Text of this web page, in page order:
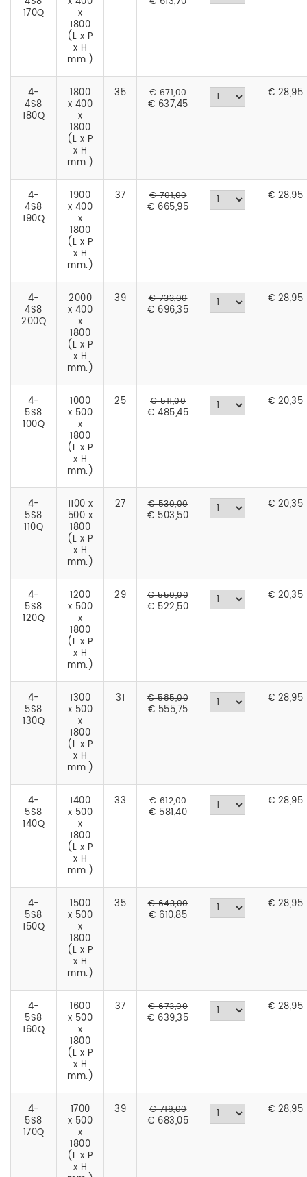
170Q
x
1800
(L x P
x H
mm.)
4-
4S8
180Q
1800
x 400
x
1800
(L x P
x H
mm.)
35 € 671,00
€ 637,45
€ 28,95
4-
4S8
190Q
1900
x 400
x
1800
(L x P
x H
mm.)
37 € 701,00
€ 665,95
€ 28,95
4-
4S8
200Q
2000
x 400
x
1800
(L x P
x H
mm.)
39 € 733,00
€ 696,35
€ 28,95
4-
5S8
100Q
1000
x 500
x
1800
(L x P
x H
mm.)
25 € 511,00
€ 485,45
€ 20,35
4-
5S8
110Q
1100 x
500 x
1800
(L x P
x H
mm.)
27 € 530,00
€ 503,50
€ 20,35
4-
5S8
120Q
1200
x 500
x
1800
(L x P
x H
mm.)
29 € 550,00
€ 522,50
€ 20,35
4-
5S8
130Q
1300
x 500
x
1800
(L x P
x H
mm.)
31 € 585,00
€ 555,75
€ 28,95
4-
5S8
140Q
1400
x 500
x
1800
(L x P
x H
mm.)
33 € 612,00
€ 581,40
€ 28,95
4-
5S8
150Q
1500
x 500
x
1800
(L x P
x H
mm.)
35 € 643,00
€ 610,85
€ 28,95
4-
5S8
160Q
1600
x 500
x
1800
(L x P
x H
mm.)
37 € 673,00
€ 639,35
€ 28,95
4-
5S8
170Q
1700
x 500
x
1800
(L x P
x H
39 € 719,00
€ 683,05
€ 28,95